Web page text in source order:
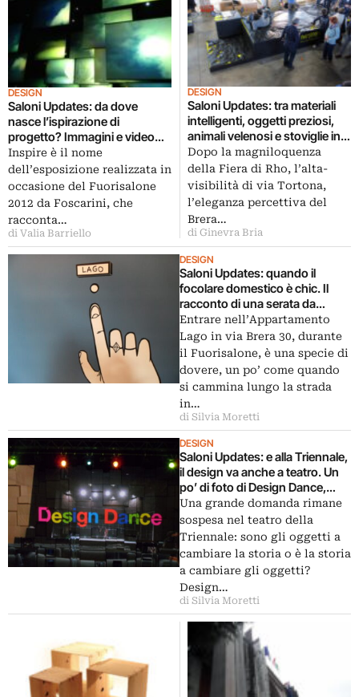
DESIGN
Saloni Updates: da dove
nasce l’ispirazione di
progetto? Immagini e video
dell’installazione
multiemozionale di Foscarini a
Superstudio
Inspire è il nome
dell’esposizione realizzata in
occasione del Fuorisalone
2012 da Foscarini, che
racconta…
di Valia Barriello
DESIGN
Saloni Updates: tra materiali
intelligenti, oggetti preziosi,
animali velenosi e stoviglie in
divenire, fotoreport from
distretto Ventura Lambrate
Dopo la magniloquenza
della Fiera di Rho, l’alta-
visibilità di via Tortona,
l’eleganza percettiva del
Brera…
di Ginevra Bria
DESIGN
Saloni Updates: quando il
focolare domestico è chic. Il
racconto di una serata da
Appartamento Lago, con tanto
di fotogallery. Convivialità,
oggetti d’arredo e food-design
Entrare nell’Appartamento
Lago in via Brera 30, durante
il Fuorisalone, è una specie di
dovere, un po’ come quando
si cammina lungo la strada
in…
di Silvia Moretti
DESIGN
Saloni Updates: e alla Triennale,
il design va anche a teatro. Un
po’ di foto di Design Dance,
ovvero la storia fatta dagli
oggetti
Una grande domanda rimane
sospesa nel teatro della
Triennale: sono gli oggetti a
cambiare la storia o è la storia
a cambiare gli oggetti?
Design…
di Silvia Moretti